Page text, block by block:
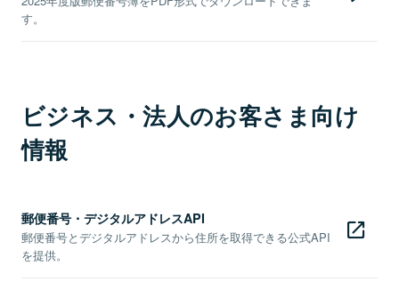
す。
ビジネス・法人のお客さま向け
情報
郵便番号・デジタルアドレスAPI
郵便番号とデジタルアドレスから住所を取得できる公式API
を提供。